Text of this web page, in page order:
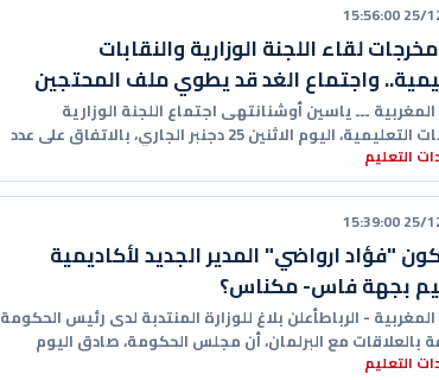
25/12/
لقاء اللجنة الوزارية والنقابات
واجتماع الغد قد يطوي ملف المحتجين
المغربية ـــ ياسين أوشنانتهى اجتماع اللجنة الوزارية
والنقابات التعليمية، اليوم الاثنين 25 دجنبر الجاري، بالاتفاق على عدد
التعليم
25/12/
"فؤاد ارواضي" المدير الجديد لأكاديمية
بجهة فاس- مكناس؟
المغربية - الرباطأعلن بلاغ للوزارة المنتدبة لدى رئيس الحكومة
بالعلاقات مع البرلمان، أن مجلس الحكومة، صادق اليوم
التعليم